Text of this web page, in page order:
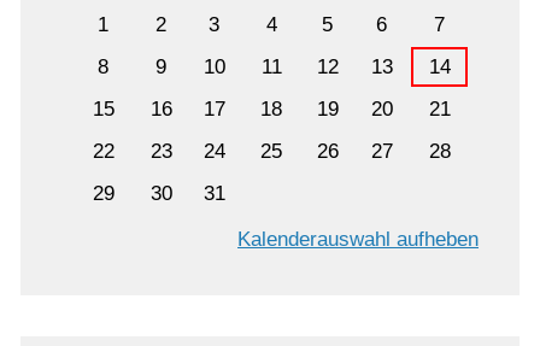
1
2 3 4 5 6
7
8
9 10 11 12 13
14
15
16 17 18 19 20
21
22
23 24 25 26 27
28
29
30
31
Kalenderauswahl aufheben